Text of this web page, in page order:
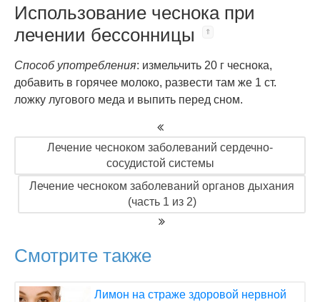
Использование чеснока при
лечении бессонницы
Способ употребления: измельчить 20 г чеснока,
добавить в горячее молоко, развести там же 1 ст.
ложку лугового меда и выпить перед сном.
Лечение чесноком заболеваний сердечно-
сосудистой системы
Лечение чесноком заболеваний органов дыхания
(часть 1 из 2)
Смотрите также
Лимон на страже здоровой нервной